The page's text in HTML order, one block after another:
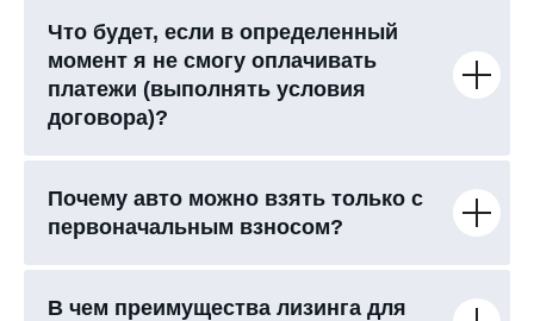
Что будет, если в определенный
момент я не смогу оплачивать
платежи (выполнять условия
договора)?
Почему авто можно взять только с
первоначальным взносом?
В чем преимущества лизинга для